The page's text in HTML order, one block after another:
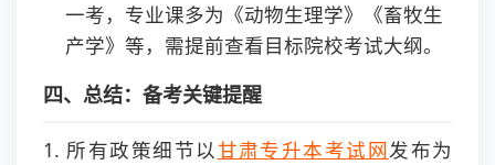
一考，专业课多为《动物生理学》《畜牧生
产学》等，需提前查看目标院校考试大纲。
四、总结：备考关键提醒
1. 所有政策细节以甘肃专升本考试网发布为